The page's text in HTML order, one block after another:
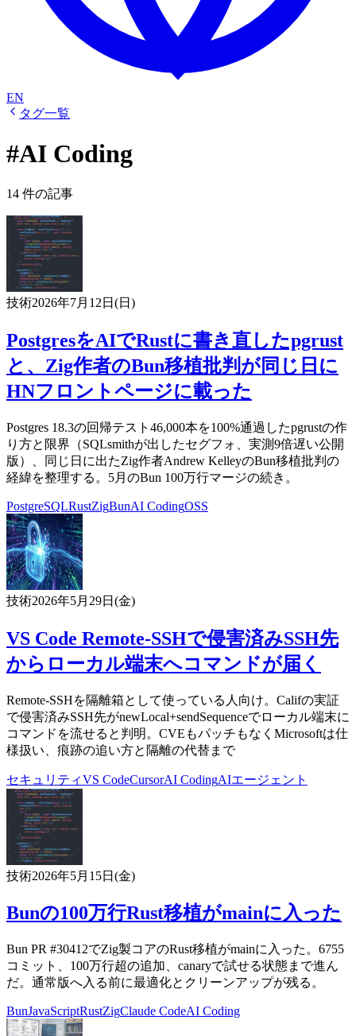
EN
タグ一覧
#AI Coding
14 件の記事
技術2026年7月12日(日)
PostgresをAIでRustに書き直したpgrust
と、Zig作者のBun移植批判が同じ日に
HNフロントページに載った
Postgres 18.3の回帰テスト46,000本を100%通過したpgrustの作
り方と限界（SQLsmithが出したセグフォ、実測9倍遅い公開
版）、同じ日に出たZig作者Andrew KelleyのBun移植批判の
経緯を整理する。5月のBun 100万行マージの続き。
PostgreSQLRustZigBunAI CodingOSS
技術2026年5月29日(金)
VS Code Remote-SSHで侵害済みSSH先
からローカル端末へコマンドが届く
Remote-SSHを隔離箱として使っている人向け。Califの実証
で侵害済みSSH先がnewLocal+sendSequenceでローカル端末に
コマンドを流せると判明。CVEもパッチもなくMicrosoftは仕
様扱い、痕跡の追い方と隔離の代替まで
セキュリティVS CodeCursorAI CodingAIエージェント
技術2026年5月15日(金)
Bunの100万行Rust移植がmainに入った
Bun PR #30412でZig製コアのRust移植がmainに入った。6755
コミット、100万行超の追加、canaryで試せる状態まで進ん
だ。通常版へ入る前に最適化とクリーンアップが残る。
BunJavaScriptRustZigClaude CodeAI Coding